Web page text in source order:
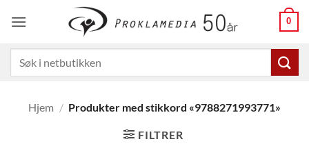
0
etter:
Hjem / Produkter med stikkord «9788271993771»
FILTRER